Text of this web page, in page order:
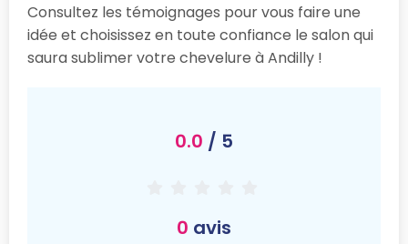
Consultez les témoignages pour vous faire une
idée et choisissez en toute confiance le salon qui
saura sublimer votre chevelure à Andilly !
0.0 / 5
0 avis